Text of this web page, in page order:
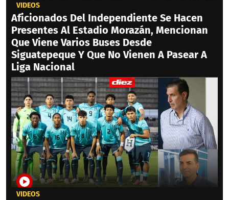
VIDEOS
Aficionados Del Independiente Se Hacen
Presentes Al Estadio Morazán, Mencionan
Que Viene Varios Buses Desde
Siguatepeque Y Que No Vienen A Pasear A
Liga Nacional
VIDEOS